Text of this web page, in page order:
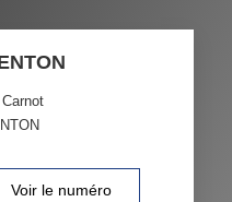
Voir le numéro